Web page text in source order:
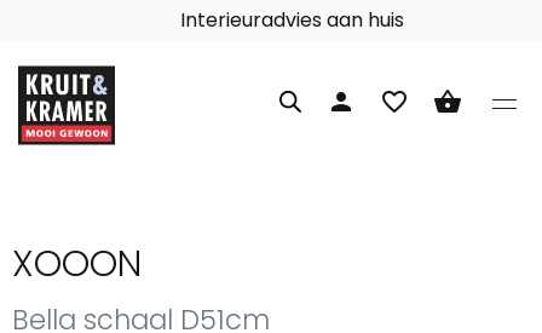
Interieuradvies aan huis
person favorite_border shopping_basket
XOOON
Bella schaal D51cm